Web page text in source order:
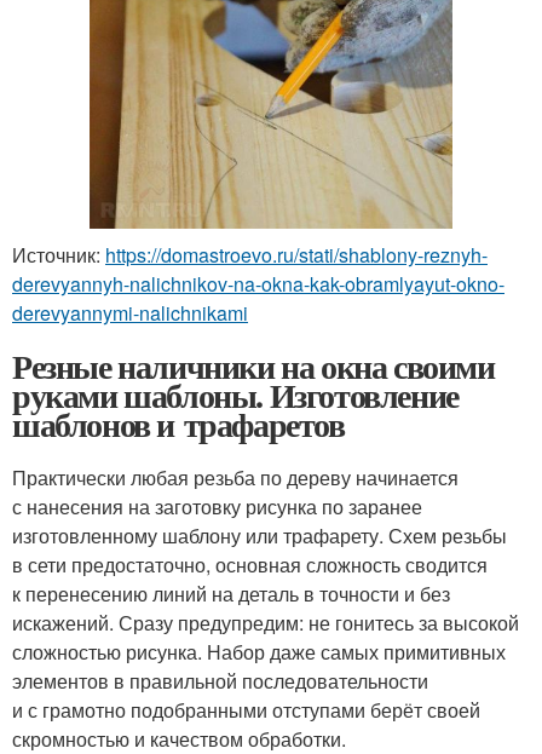
Источник: https://domastroevo.ru/stati/shablony-reznyh-
derevyannyh-nalichnikov-na-okna-kak-obramlyayut-okno-
derevyannymi-nalichnikami
Резные наличники на окна своими
руками шаблоны. Изготовление
шаблонов и трафаретов
Практически любая резьба по дереву начинается
с нанесения на заготовку рисунка по заранее
изготовленному шаблону или трафарету. Схем резьбы
в сети предостаточно, основная сложность сводится
к перенесению линий на деталь в точности и без
искажений. Сразу предупредим: не гонитесь за высокой
сложностью рисунка. Набор даже самых примитивных
элементов в правильной последовательности
и с грамотно подобранными отступами берёт своей
скромностью и качеством обработки.